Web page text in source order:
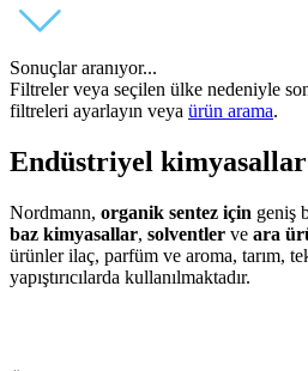
Sonuçlar aranıyor...
Filtreler veya seçilen ülke nedeniyle
filtreleri ayarlayın veya ürün arama.
Endüstriyel
Nordmann, organik sentez için geniş
baz kimyasallar, solventler ve ara
ürünler ilaç, parfüm ve aroma, tarım,
yapıştırıcılarda kullanılmaktadır.